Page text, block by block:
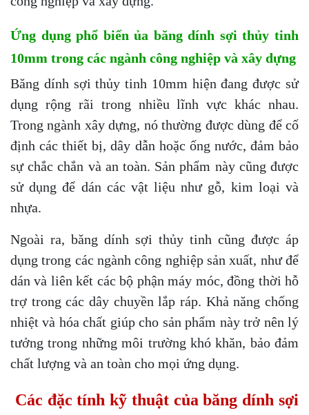
Ứng dụng phổ biến ủa băng dính sợi thủy tinh
10mm trong các ngành công nghiệp và xây dựng
Băng dính sợi thủy tinh 10mm hiện đang được sử
dụng rộng rãi trong nhiều lĩnh vực khác nhau.
Trong ngành xây dựng, nó thường được dùng để cố
định các thiết bị, dây dẫn hoặc ống nước, đảm bảo
sự chắc chắn và an toàn. Sản phẩm này cũng được
sử dụng để dán các vật liệu như gỗ, kim loại và
nhựa.
Ngoài ra, băng dính sợi thủy tinh cũng được áp
dụng trong các ngành công nghiệp sản xuất, như để
dán và liên kết các bộ phận máy móc, đồng thời hỗ
trợ trong các dây chuyền lắp ráp. Khả năng chống
nhiệt và hóa chất giúp cho sản phẩm này trở nên lý
tưởng trong những môi trường khó khăn, bảo đảm
chất lượng và an toàn cho mọi ứng dụng.
Các đặc tính kỹ thuật của băng dính sợi